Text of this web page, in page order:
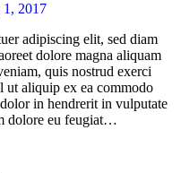
2017
adipiscing elit, sed diam
dolore magna aliquam
quis nostrud exerci
ut aliquip ex ea commodo
in hendrerit in vulputate
dolore eu feugiat…